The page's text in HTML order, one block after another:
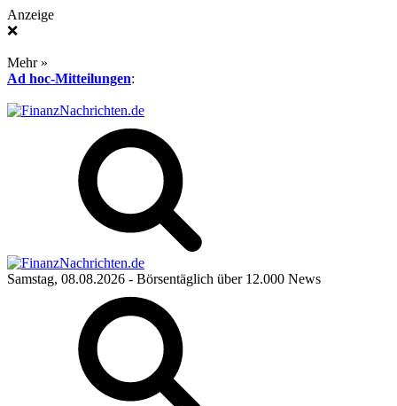
Anzeige
❌
Mehr »
Ad hoc-Mitteilungen:
Samstag, 08.08.2026 - Börsentäglich über 12.000 News